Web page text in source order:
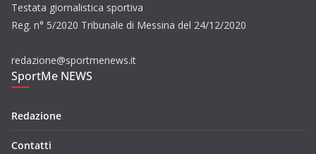
Testata giornalistica sportiva
Reg. n° 5/2020 Tribunale di Messina del 24/12/2020
redazione@sportmenews.it
SportMe NEWS
Redazione
Contatti